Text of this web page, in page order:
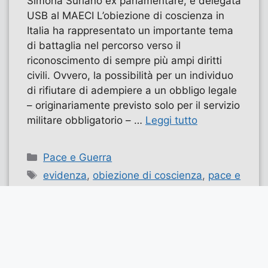
USB al MAECI L’obiezione di coscienza in
Italia ha rappresentato un importante tema
di battaglia nel percorso verso il
riconoscimento di sempre più ampi diritti
civili. Ovvero, la possibilità per un individuo
di rifiutare di adempiere a un obbligo legale
– originariamente previsto solo per il servizio
militare obbligatorio – … Leggi tutto
Categorie
Pace e Guerra
Tag
evidenza, obiezione di coscienza, pace e